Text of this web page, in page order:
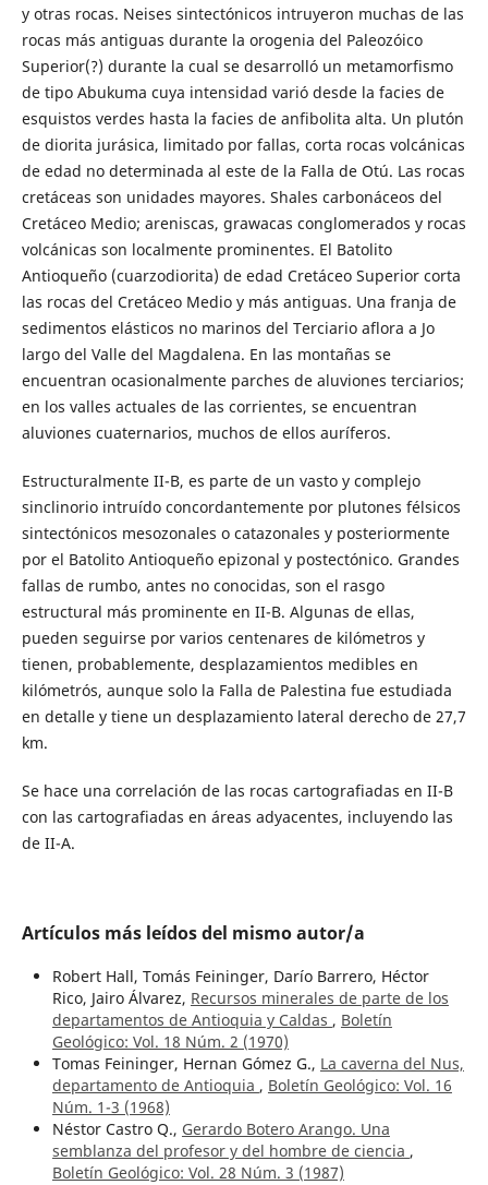
y otras rocas. Neises sintectónicos intruyeron muchas de las
rocas más antiguas durante la orogenia del Paleozóico
Superior(?) durante la cual se desarrolló un metamorfismo
de tipo Abukuma cuya intensidad varió desde la facies de
esquistos verdes hasta la facies de anfibolita alta. Un plutón
de diorita jurásica, limitado por fallas, corta rocas volcánicas
de edad no determinada al este de la Falla de Otú. Las rocas
cretáceas son unidades mayores. Shales carbonáceos del
Cretáceo Medio; areniscas, grawacas conglomerados y rocas
volcánicas son localmente prominentes. El Batolito
Antioqueño (cuarzodiorita) de edad Cretáceo Superior corta
las rocas del Cretáceo Medio y más antiguas. Una franja de
sedimentos elásticos no marinos del Terciario aflora a Jo
largo del Valle del Magdalena. En las montañas se
encuentran ocasionalmente parches de aluviones terciarios;
en los valles actuales de las corrientes, se encuentran
aluviones cuaternarios, muchos de ellos auríferos.
Estructuralmente II-B, es parte de un vasto y complejo
sinclinorio intruído concordantemente por plutones félsicos
sintectónicos mesozonales o catazonales y posteriormente
por el Batolito Antioqueño epizonal y postectónico. Grandes
fallas de rumbo, antes no conocidas, son el rasgo
estructural más prominente en II-B. Algunas de ellas,
pueden seguirse por varios centenares de kilómetros y
tienen, probablemente, desplazamientos medibles en
kilómetrós, aunque solo la Falla de Palestina fue estudiada
en detalle y tiene un desplazamiento lateral derecho de 27,7
km.
Se hace una correlación de las rocas cartografiadas en II-B
con las cartografiadas en áreas adyacentes, incluyendo las
de II-A.
Artículos más leídos del mismo autor/a
Robert Hall, Tomás Feininger, Darío Barrero, Héctor
Rico, Jairo Álvarez, Recursos minerales de parte de los
departamentos de Antioquia y Caldas , Boletín
Geológico: Vol. 18 Núm. 2 (1970)
Tomas Feininger, Hernan Gómez G., La caverna del Nus,
departamento de Antioquia , Boletín Geológico: Vol. 16
Núm. 1-3 (1968)
Néstor Castro Q., Gerardo Botero Arango. Una
semblanza del profesor y del hombre de ciencia ,
Boletín Geológico: Vol. 28 Núm. 3 (1987)